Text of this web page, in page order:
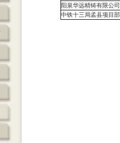
阳泉华远精铸有限公司
中铁十三局孟县项目部